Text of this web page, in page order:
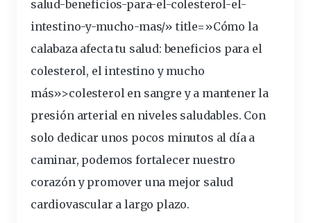
salud-beneficios-para-el-colesterol-el-
intestino-y-mucho-mas/» title=»Cómo la
calabaza afecta tu salud: beneficios para el
colesterol, el intestino y mucho
más»>colesterol en sangre y a mantener la
presión arterial en niveles saludables. Con
solo dedicar unos pocos minutos al día a
caminar, podemos fortalecer nuestro
corazón y promover una mejor salud
cardiovascular a largo plazo.